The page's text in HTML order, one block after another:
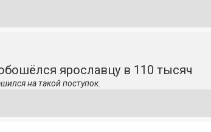
ярославцу в 110 тысяч
на такой поступок.